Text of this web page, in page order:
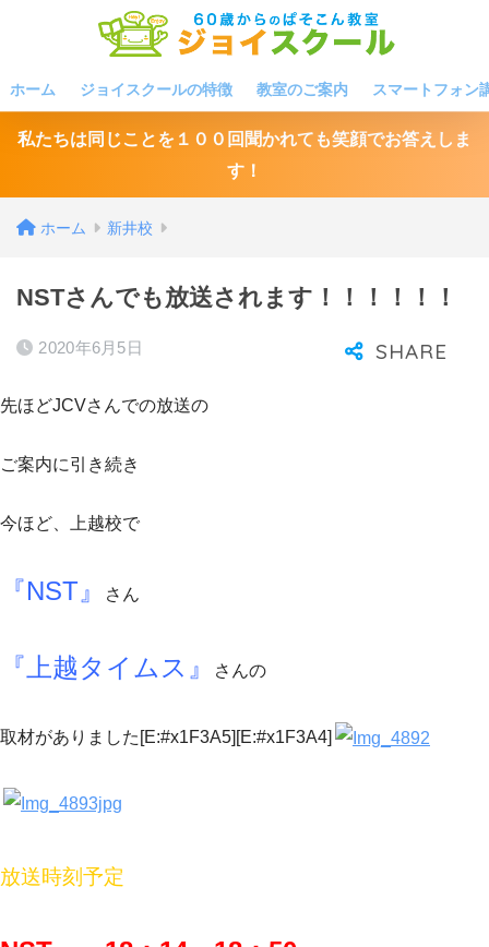
ホーム ジョイスクールの特徴 教室のご案内 スマートフォン
私たちは同じことを１００回聞かれても笑顔でお答えしま
す！
ホーム 新井校
NSTさんでも放送されます！！！！！！
2020年6月5日
先ほどJCVさんでの放送の
ご案内に引き続き
今ほど、上越校で
『NST』 さん
『上越タイムス』 さんの
取材がありました[E:#x1F3A5][E:#x1F3A4]
放送時刻予定